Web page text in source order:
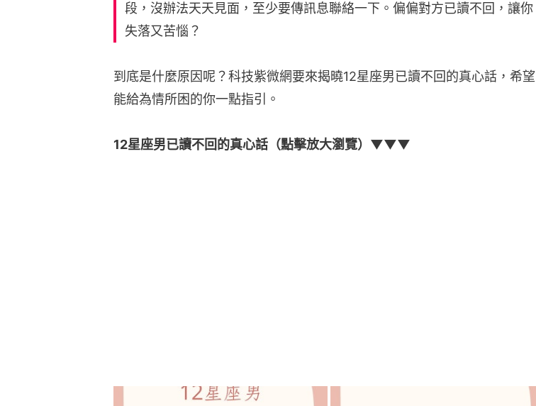
段，沒辦法天天見面，至少要傳訊息聯絡一下。偏偏對方已讀不回，讓你
失落又苦惱？
到底是什麼原因呢？科技紫微網要來揭曉12星座男已讀不回的真心話，希望
能給為情所困的你一點指引。
12星座男已讀不回的真心話（點擊放大瀏覽）▼▼▼